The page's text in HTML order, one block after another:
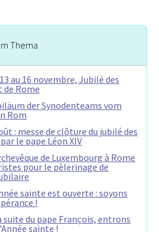
Thema
au 16 novembre, Jubilé des
de Rome
der Synodenteams vom
Rom
: messe de clôture du jubilé des
le pape Léon XIV
de Luxembourg à Rome
pour le pèlerinage de
sainte est ouverte : soyons
!
suite du pape François, entrons
sainte !